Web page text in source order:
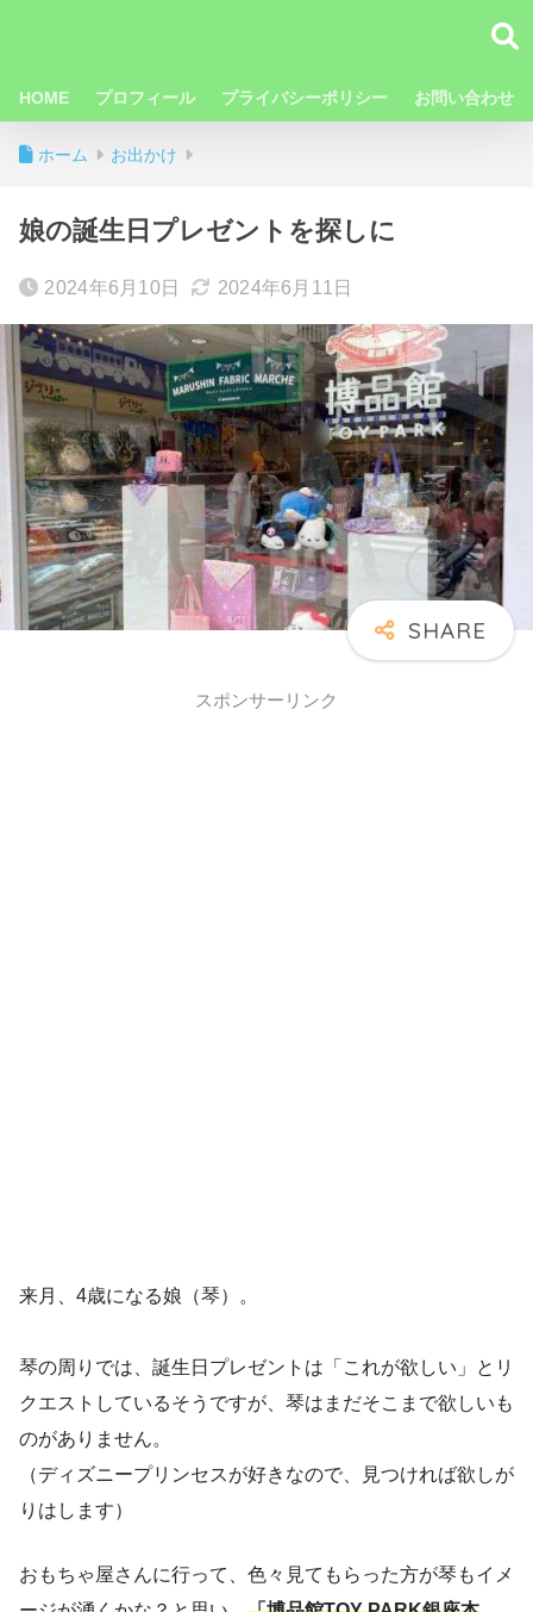
HOME プロフィール プライバシーポリシー お問い合わせ
ホーム お出かけ
娘の誕生日プレゼントを探しに
2024年6月10日 2024年6月11日
スポンサーリンク
来月、4歳になる娘（琴）。
琴の周りでは、誕生日プレゼントは「これが欲しい」とリ
クエストしているそうですが、琴はまだそこまで欲しいも
のがありません。
（ディズニープリンセスが好きなので、見つければ欲しが
りはします）
おもちゃ屋さんに行って、色々見てもらった方が琴もイメ